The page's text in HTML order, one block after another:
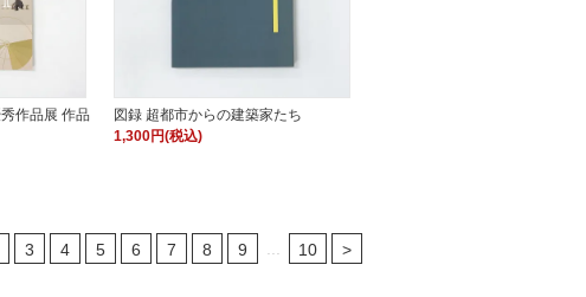
作品展 作品
図録 超都市からの建築家たち
1,300円(税込)
3 4 5 6 7 8 9 10 >